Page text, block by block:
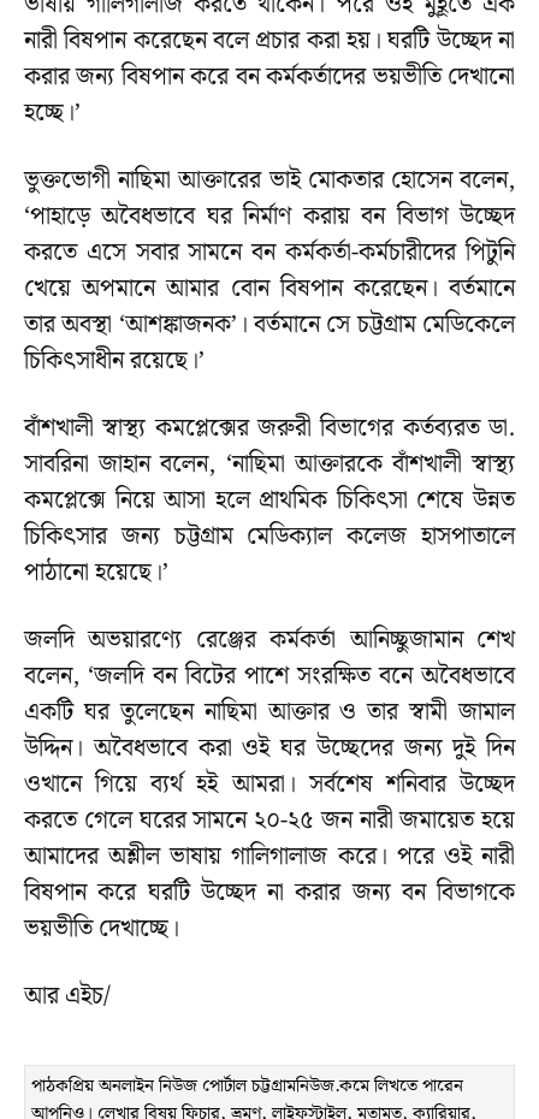
নারী বিষপান করেছেন বলে প্রচার করা হয়। ঘরটি উচ্ছেদ না
করার জন্য বিষপান করে বন কর্মকর্তাদের ভয়ভীতি দেখানো
হচ্ছে।’
ভুক্তভোগী নাছিমা আক্তারের ভাই মোকতার হোসেন বলেন,
‘পাহাড়ে অবৈধভাবে ঘর নির্মাণ করায় বন বিভাগ উচ্ছেদ
করতে এসে সবার সামনে বন কর্মকর্তা-কর্মচারীদের পিটুনি
খেয়ে অপমানে আমার বোন বিষপান করেছেন। বর্তমানে
তার অবস্থা ‘আশঙ্কাজনক’। বর্তমানে সে চট্টগ্রাম মেডিকেলে
চিকিৎসাধীন রয়েছে।’
বাঁশখালী স্বাস্থ্য কমপ্লেক্সের জরুরী বিভাগের কর্তব্যরত ডা.
সাবরিনা জাহান বলেন, ‘নাছিমা আক্তারকে বাঁশখালী স্বাস্থ্য
কমপ্লেক্সে নিয়ে আসা হলে প্রাথমিক চিকিৎসা শেষে উন্নত
চিকিৎসার জন্য চট্টগ্রাম মেডিক্যাল কলেজ হাসপাতালে
পাঠানো হয়েছে।’
জলদি অভয়ারণ্যে রেঞ্জের কর্মকর্তা আনিচ্ছুজামান শেখ
বলেন, ‘জলদি বন বিটের পাশে সংরক্ষিত বনে অবৈধভাবে
একটি ঘর তুলেছেন নাছিমা আক্তার ও তার স্বামী জামাল
উদ্দিন। অবৈধভাবে করা ওই ঘর উচ্ছেদের জন্য দুই দিন
ওখানে গিয়ে ব্যর্থ হই আমরা। সর্বশেষ শনিবার উচ্ছেদ
করতে গেলে ঘরের সামনে ২০-২৫ জন নারী জমায়েত হয়ে
আমাদের অশ্লীল ভাষায় গালিগালাজ করে। পরে ওই নারী
বিষপান করে ঘরটি উচ্ছেদ না করার জন্য বন বিভাগকে
ভয়ভীতি দেখাচ্ছে।
আর এইচ/
পাঠকপ্রিয় অনলাইন নিউজ পোর্টাল চট্টগ্রামনিউজ.কমে লিখতে পারেন